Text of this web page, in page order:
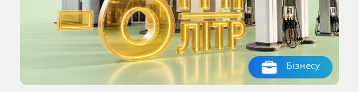
Бізнесу